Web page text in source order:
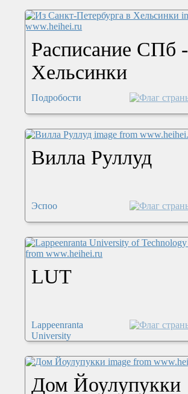
Расписание СПб -
Хельсинки
Подробости
Вилла Руллуд
Эспоо
LUT
Lappeenranta
University
Дом Йоулупукки